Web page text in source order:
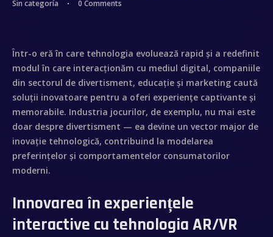
Sin categoría 0 Comments
Într-o eră în care tehnologia evoluează rapid și a redefinit
modul în care interacționăm cu mediul digital, companiile
din sectorul de divertisment, educație și marketing caută
soluții inovatoare pentru a oferi experiențe captivante și
memorabile. Industria jocurilor, de exemplu, nu mai este
doar despre divertisment — ea devine un vector major de
inovație tehnologică, contribuind la modelarea
preferințelor și comportamentelor consumatorilor
moderni.
Innovarea în experiențele
interactive cu tehnologia AR/VR